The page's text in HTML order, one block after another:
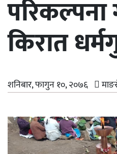
किरात
शनिबार, फागुन १०, २०७६